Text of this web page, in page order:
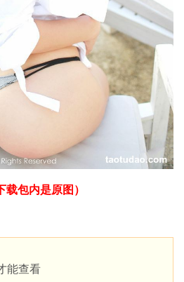
载包内是原图）
能查看